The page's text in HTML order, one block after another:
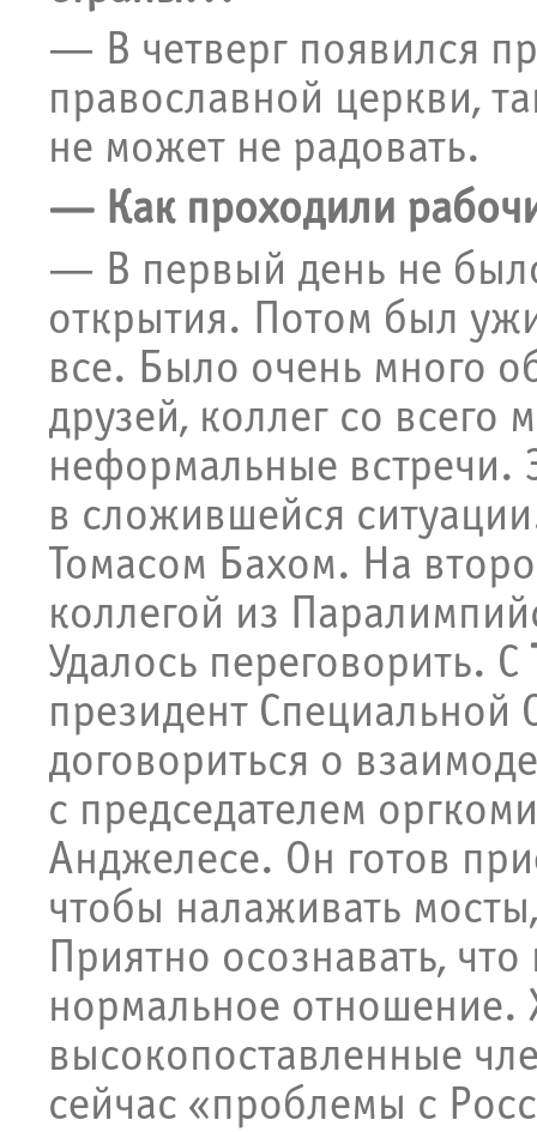
— В четверг появился
православной церкви,
не может не радовать.
— Как проходили
— В первый день не
открытия. Потом был
все. Было очень много
друзей, коллег со всего
неформальные встречи.
в сложившейся
Томасом Бахом. На
коллегой из
Удалось переговорить. С
президент
договориться о
с председателем
Анджелесе. Он готов
чтобы налаживать
Приятно осознавать,
нормальное отношение.
высокопоставленные
сейчас «проблемы с